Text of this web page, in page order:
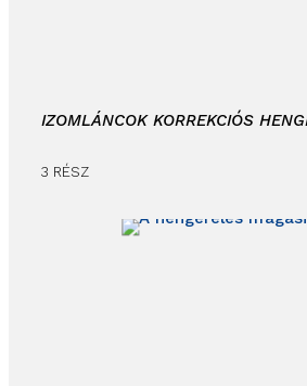
IZOMLÁNCOK KORREKCIÓS
3 RÉSZ